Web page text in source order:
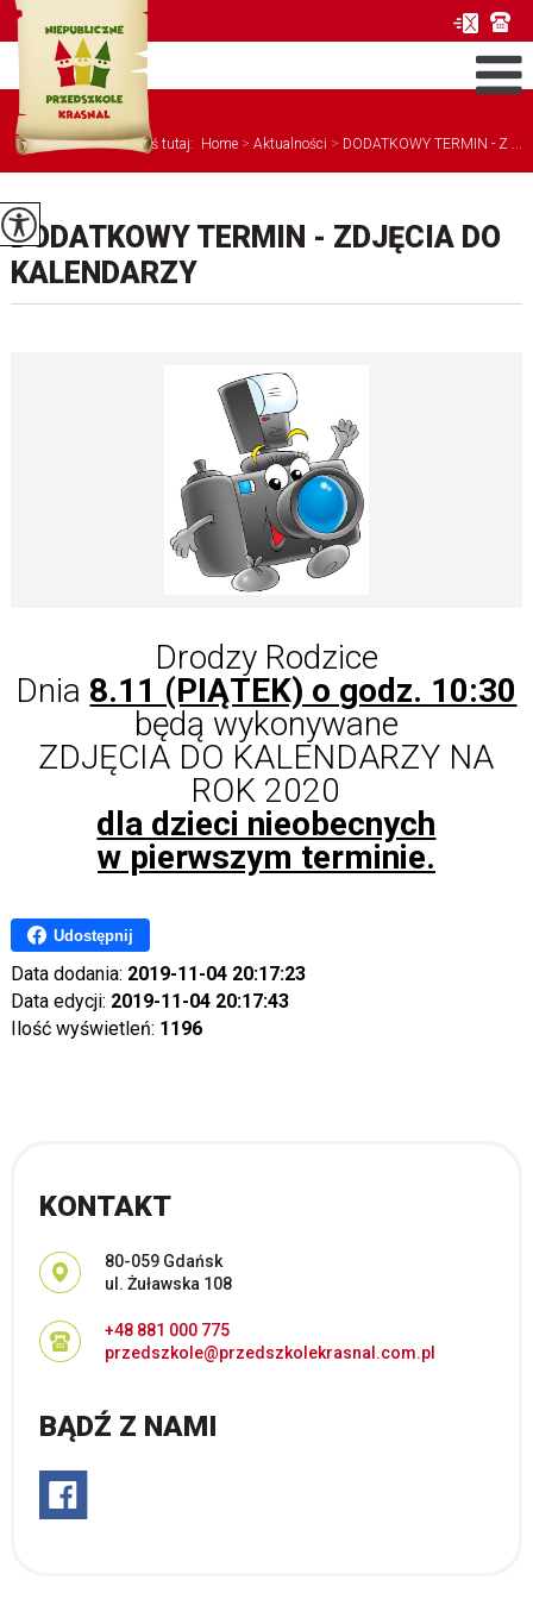
Jesteś tutaj: Home > Aktualności > DODATKOWY TERMIN - Z ...
DODATKOWY TERMIN - ZDJĘCIA DO
KALENDARZY
Drodzy Rodzice
Dnia 8.11 (PIĄTEK) o godz. 10:30
będą wykonywane
ZDJĘCIA DO KALENDARZY NA
ROK 2020
dla dzieci nieobecnych
w pierwszym terminie.
Udostępnij
Data dodania: 2019-11-04 20:17:23
Data edycji: 2019-11-04 20:17:43
Ilość wyświetleń: 1196
KONTAKT
Adres pocztowy:
80-059 Gdańsk
ul. Żuławska 108
+48 881 000 775
przedszkole@przedszkolekrasnal.com.pl
BĄDŹ Z NAMI